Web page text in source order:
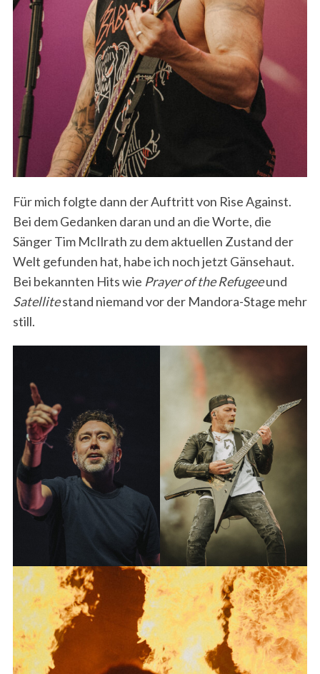
Für mich folgte dann der Auftritt von Rise Against.
Bei dem Gedanken daran und an die Worte, die
Sänger Tim McIlrath zu dem aktuellen Zustand der
Welt gefunden hat, habe ich noch jetzt Gänsehaut.
Bei bekannten Hits wie Prayer of the Refugeeund
Satellitestand niemand vor der Mandora-Stage mehr
still.